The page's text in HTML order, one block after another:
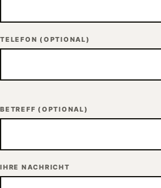
TELEFON (OPTIONAL)
BETREFF (OPTIONAL)
IHRE NACHRICHT